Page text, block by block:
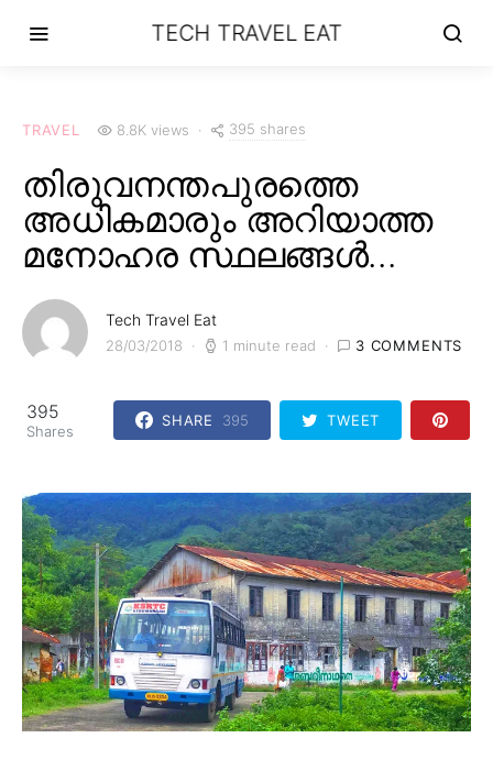
TECH TRAVEL EAT
TRAVEL 8.8K views 395 shares
തിരുവനന്തപുരത്തെ
അധികമാരും അറിയാത്ത
മനോഹര സ്ഥലങ്ങള്‍…
Tech Travel Eat
28/03/2018 1 minute read 3 COMMENTS
395
Shares
SHARE 395 TWEET